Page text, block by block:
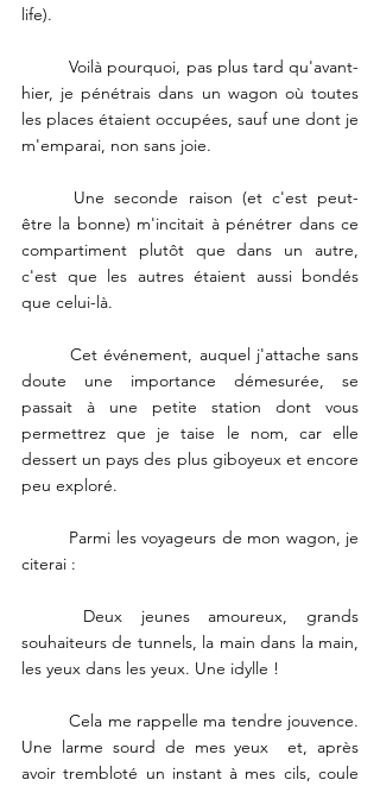
life).
	Voilà pourquoi, pas plus tard qu'avant-
hier, je pénétrais dans un wagon où toutes
les places étaient occupées, sauf une dont je
m'emparai, non sans joie.
être la bonne) m'incitait à pénétrer dans ce
compartiment plutôt que dans un autre,
c'est que les autres étaient aussi bondés
que celui-là.
	Cet événement, auquel j'attache sans
doute une importance démesurée, se
passait à une petite station dont vous
permettrez que je taise le nom, car elle
dessert un pays des plus giboyeux et encore
peu exploré.
citerai :
souhaiteurs de tunnels, la main dans la main,
les yeux dans les yeux. Une idylle !
	Cela me rappelle ma tendre jouvence.
Une larme sourd de mes yeux  et, après
avoir trembloté un instant à mes cils, coule